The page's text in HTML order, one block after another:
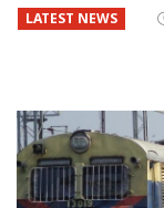
LATEST NEWS